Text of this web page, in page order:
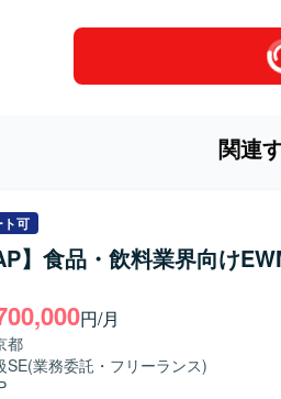
関連
ト可
】食品・飲料業界向け
円/月
都
SE(業務委託・フリーランス)